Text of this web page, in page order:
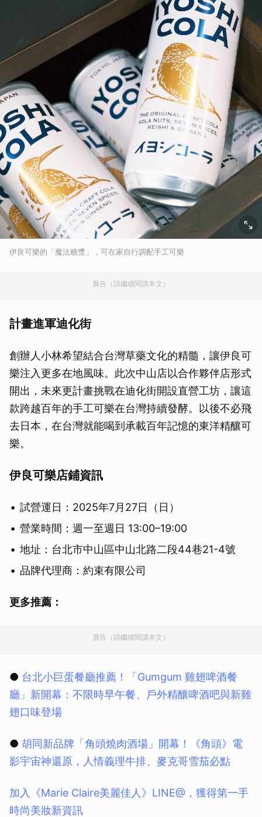
伊良可樂的「魔法糖漿」，可在家自行調配手工可樂
廣告（請繼續閱讀本文）
計畫進軍迪化街
創辦人小林希望結合台灣草藥文化的精髓，讓伊良可
樂注入更多在地風味。此次中山店以合作夥伴店形式
開出，未來更計畫挑戰在迪化街開設直營工坊，讓這
款跨越百年的手工可樂在台灣持續發酵。以後不必飛
去日本，在台灣就能喝到承載百年記憶的東洋精釀可
樂。
伊良可樂店鋪資訊
試營運日：2025年7月27日（日）
營業時間：週一至週日 13:00–19:00
地址：台北市中山區中山北路二段44巷21-4號
品牌代理商：約束有限公司
更多推薦：
廣告（請繼續閱讀本文）
● 台北小巨蛋餐廳推薦！「Gumgum 雞翅啤酒餐
廳」新開幕：不限時早午餐、戶外精釀啤酒吧與新雞
翅口味登場
● 胡同新品牌「角頭燒肉酒場」開幕！《角頭》電
影宇宙神還原，人情義理牛排、麥克哥雪茄必點
加入《Marie Claire美麗佳人》LINE@，獲得第一手
時尚美妝新資訊